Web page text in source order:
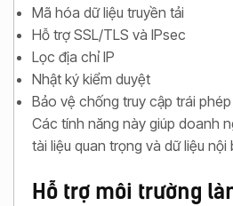
Mã hóa dữ liệu truyền tải
Hỗ trợ SSL/TLS và IPsec
Lọc địa chỉ IP
Nhật ký kiểm duyệt
Bảo vệ chống truy cập trái phép
Các tính năng này giúp doanh
tài liệu quan trọng và dữ liệu nội
Hỗ trợ môi trường